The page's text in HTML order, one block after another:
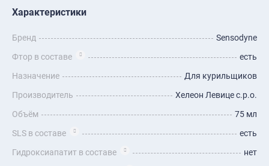
Характеристики
Бренд
Sensodyne
Фтор в составе
есть
Назначение
Для курильщиков
Производитель
Хелеон Левице с.р.о.
Объём
75 мл
SLS в составе
есть
Гидроксиапатит в составе
нет